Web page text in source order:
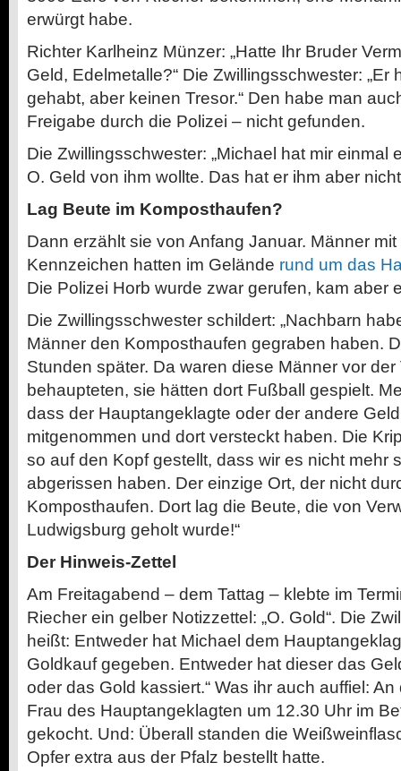
erwürgt habe.
Richter Karlheinz Münzer: „Hatte Ihr Bruder
Geld, Edelmetalle?“ Die Zwillingsschwester: „Er
gehabt, aber keinen Tresor.“ Den habe man
Freigabe durch die Polizei –­ nicht gefunden.
Die Zwillingsschwester: „Michael hat mir einmal
O. Geld von ihm wollte. Das hat er ihm aber
Lag Beute im Komposthaufen?
Dann erzählt sie von Anfang Januar. Männer
Kennzeichen hatten im Gelände rund um das
Die Polizei Horb wurde zwar gerufen, kam aber
Die Zwillingsschwester schildert: „Nachbarn
Männer den Komposthaufen gegraben haben.
Stunden später. Da waren diese Männer vor
behaupteten, sie hätten dort Fußball gespielt.
dass der Hauptangeklagte oder der andere
mitgenommen und dort versteckt haben. Die
so auf den Kopf gestellt, dass wir es nicht mehr
abgerissen haben. Der einzige Ort, der nicht
Komposthaufen. Dort lag die Beute, die von
Ludwigsburg geholt wurde!“
Der Hinweis-Zettel
Am Freitagabend – dem Tattag –­ klebte im
Riecher ein gelber Notizzettel: „O. Gold“. Die
heißt: Entweder hat Michael dem
Goldkauf gegeben. Entweder hat dieser das
oder das Gold kassiert.“ Was ihr auch auffiel:
Frau des Hauptangeklagten um 12.30 Uhr im
gekocht. Und: Überall standen die
Opfer extra aus der Pfalz bestellt hatte.